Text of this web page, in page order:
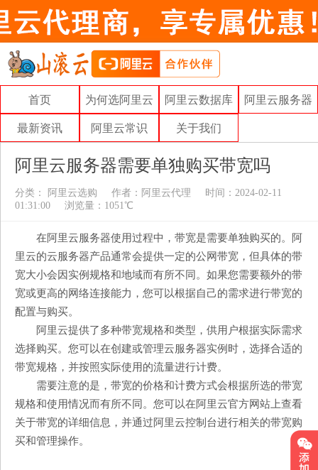
首页 为何选阿里云 阿里云数据库 阿里云服务器
最新资讯 阿里云常识 关于我们
阿里云服务器需要单独购买带宽吗
分类： 阿里云选购 作者： 阿里云代理
时间：2024-02-11
01:31:00
浏览量：1051℃
在阿里云服务器使用过程中，带宽是需要单独购买的。阿
里云的云服务器产品通常会提供一定的公网带宽，但具体的带
宽大小会因实例规格和地域而有所不同。如果您需要额外的带
宽或更高的网络连接能力，您可以根据自己的需求进行带宽的
配置与购买。
阿里云提供了多种带宽规格和类型，供用户根据实际需求
选择购买。您可以在创建或管理云服务器实例时，选择合适的
带宽规格，并按照实际使用的流量进行计费。
需要注意的是，带宽的价格和计费方式会根据所选的带宽
规格和使用情况而有所不同。您可以在阿里云官方网站上查看
关于带宽的详细信息，并通过阿里云控制台进行相关的带宽购
买和管理操作。